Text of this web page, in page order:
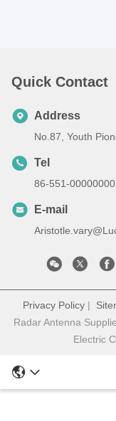
Quick Contact
Address
No.87, Youth
Tel
86-551-00000000
E-mail
Privacy Policy |
Radar Antenna
Electric